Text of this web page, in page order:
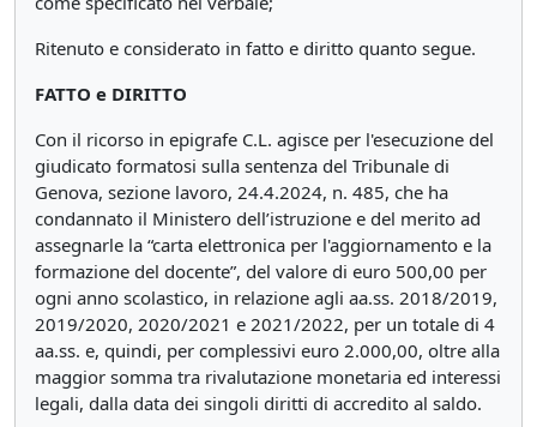
Ritenuto e considerato in fatto e diritto quanto segue.
FATTO e DIRITTO
Con il ricorso in epigrafe C.L. agisce per l'esecuzione del
giudicato formatosi sulla sentenza del Tribunale di
Genova, sezione lavoro, 24.4.2024, n. 485, che ha
condannato il Ministero dell’istruzione e del merito ad
assegnarle la “carta elettronica per l'aggiornamento e la
formazione del docente”, del valore di euro 500,00 per
ogni anno scolastico, in relazione agli aa.ss. 2018/2019,
2019/2020, 2020/2021 e 2021/2022, per un totale di 4
aa.ss. e, quindi, per complessivi euro 2.000,00, oltre alla
maggior somma tra rivalutazione monetaria ed interessi
legali, dalla data dei singoli diritti di accredito al saldo.